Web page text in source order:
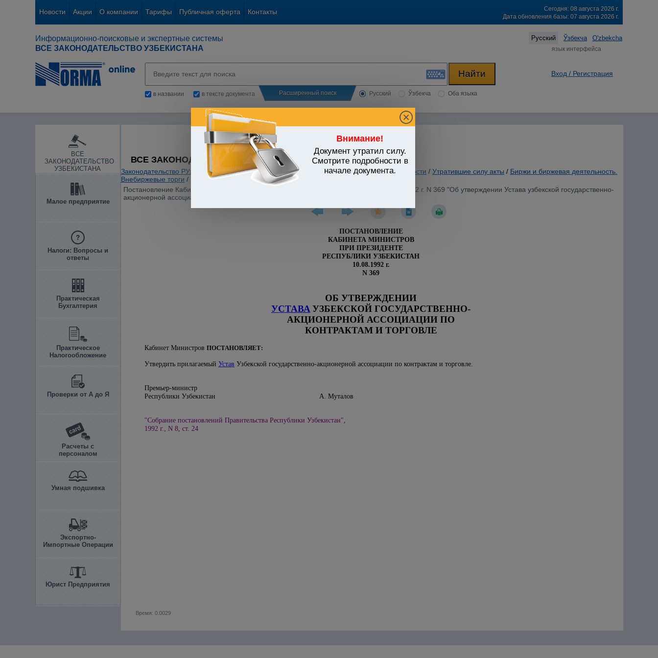
Новости Акции О компании Тарифы Публичная оферта Контакты
Сегодня: 08 августа 2026 г.
Дата обновления базы: 07 августа 2026 г.
Информационно-поисковые и экспертные системы
ВСЕ ЗАКОНОДАТЕЛЬСТВО УЗБЕКИСТАНА
Русский Ўзбекча O'zbekcha
язык интерфейса
в названии в тексте документа Расширенный поиск Русский Ўзбекча Оба языка
Вход / Регистрация
ВСЕ
ЗАКОНОДАТЕЛЬСТВО
УЗБЕКИСТАНА
Малое предприятие
Налоги: Вопросы и
ответы
Практическая
Бухгалтерия
Практическое
Налогообложение
Проверки от А до Я
Расчеты с
персоналом
Умная подшивка
Экспортно-
Импортные Операции
Юрист Предприятия
Внимание!
Документ утратил силу.
Смотрите подробности в
начале документа.
ВСЕ ЗАКОНОДАТЕЛЬСТВО УЗБЕКИСТАНА
Законодательство РУз Общие вопросы хозяйственной и предпринимательской деятельности / Утратившие силу акты / Биржи и биржевая деятельность.
Внебиржевые торги /
Постановление Кабинета Министров при Президенте Республики Узбекистан от 10.08.1992 г. N 369 "Об утверждении Устава узбекской государственно-
акционерной ассоциации по контрактам и торговле"
ПОСТАНОВЛЕНИЕ
КАБИНЕТА МИНИСТРОВ
ПРИ ПРЕЗИДЕНТЕ
РЕСПУБЛИКИ УЗБЕКИСТАН
10.08.1992 г.
N 369
ОБ УТВЕРЖДЕНИИ
УСТАВА УЗБЕКСКОЙ ГОСУДАРСТВЕННО-
АКЦИОНЕРНОЙ АССОЦИАЦИИ ПО
КОНТРАКТАМ И ТОРГОВЛЕ
Кабинет Министров ПОСТАНОВЛЯЕТ:
Утвердить прилагаемый Устав Узбекской государственно-акционерной ассоциации по контрактам и торговле.
Премьер-министр
Республики Узбекистан А. Муталов
"Собрание постановлений Правительства Республики Узбекистан",
1992 г., N 8, ст. 24
Время: 0.0029